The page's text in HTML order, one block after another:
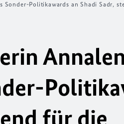
Sonder-Politikawards an Shadi Sadr,
für die